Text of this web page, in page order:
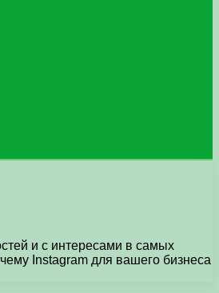
и с интересами в самых
Instagram для вашего бизнеса